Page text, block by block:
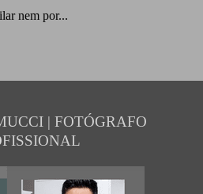
nem por...
| FOTÓGRAFO